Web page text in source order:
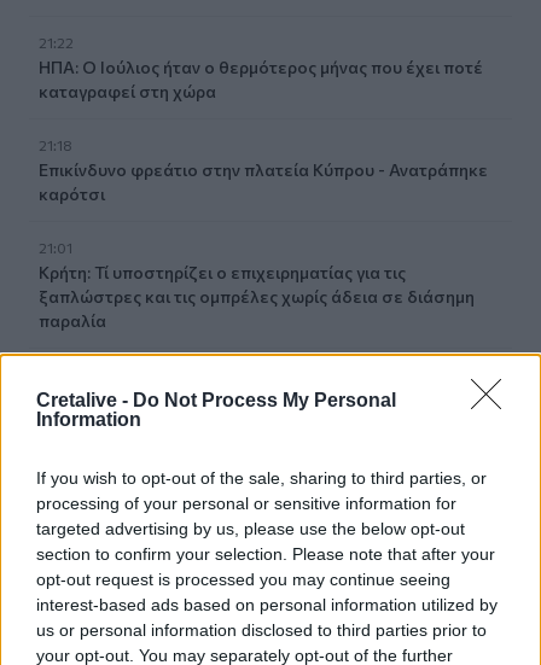
Cretalive - Do Not Process My Personal
Information
If you wish to opt-out of the sale, sharing to third parties, or
processing of your personal or sensitive information for
targeted advertising by us, please use the below opt-out
section to confirm your selection. Please note that after your
opt-out request is processed you may continue seeing
interest-based ads based on personal information utilized by
us or personal information disclosed to third parties prior to
your opt-out. You may separately opt-out of the further
21:22
ΗΠΑ: Ο Ιούλιος ήταν ο θερμότερος μήνας που έχει ποτέ
καταγραφεί στη χώρα
21:18
Επικίνδυνο φρεάτιο στην πλατεία Κύπρου - Ανατράπηκε
καρότσι
21:01
Κρήτη: Τί υποστηρίζει ο επιχειρηματίας για τις
ξαπλώστρες και τις ομπρέλες χωρίς άδεια σε διάσημη
παραλία
Η μια διάσωση μετά την άλλη στην παραλία του Ρεθύμνου
την Κυριακή - Δείτε βίντεο
20:43
Ο Τραμπ αξιώνει αποζημιώσεις από το Ιράν
20:20
282 πυρόπληκτα ζώα διασώθηκαν στη φωτιά της
Αττικοβοιωτίας
20:16